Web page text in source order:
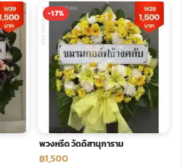
-17%
พวงหรีด วัดดิสานุการาม
฿1,500